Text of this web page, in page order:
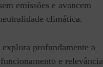
emissões e avancem
climática.
profundamente a
e relevância